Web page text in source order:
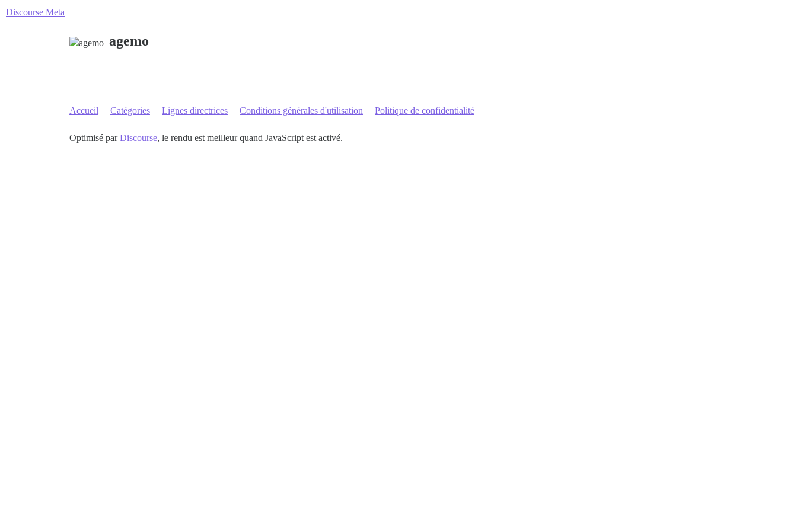
Discourse Meta
agemo
Accueil Catégories Lignes directrices Conditions générales d'utilisation Politique de confidentialité
Optimisé parDiscourse, le rendu est meilleur quand JavaScript est activé.